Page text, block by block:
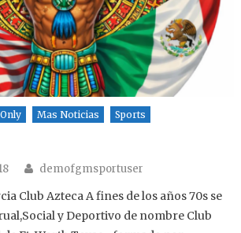
Mas Noticias Sports
Author
demofgmsportuser
Club Azteca A fines de los años 70s se
y Deportivo de nombre Club